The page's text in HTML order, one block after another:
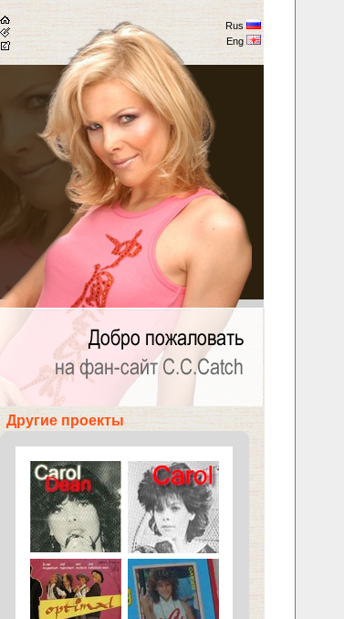
Rus
Eng
Другие проекты